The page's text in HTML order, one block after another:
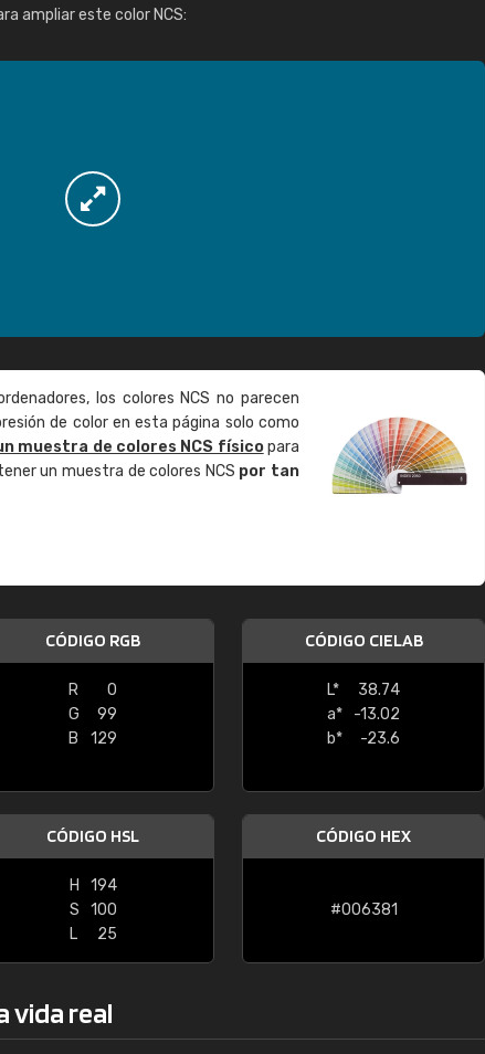
ampliar este color NCS:
los colores NCS no parecen
de color en esta página solo como
muestra de colores NCS físicopara
un muestra de colores NCS por tan
CÓDIGO RGB
R
0
G
99
B
129
CÓDIGO CIELAB
L*
38.74
a*
-13.02
b*
-23.6
CÓDIGO HSL
H
194
S
100
L
25
CÓDIGO HEX
#006381
vida real
"Buen servicio. No obstante No es fácil
encontrar/comprar lo que se busca"